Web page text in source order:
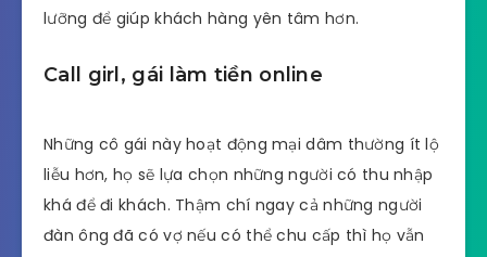
lưỡng để giúp khách hàng yên tâm hơn.
Call girl, gái làm tiền online
Những cô gái này hoạt động mại dâm thường ít lộ
liễu hơn, họ sẽ lựa chọn những người có thu nhập
khá để đi khách. Thậm chí ngay cả những người
đàn ông đã có vợ nếu có thể chu cấp thì họ vẫn